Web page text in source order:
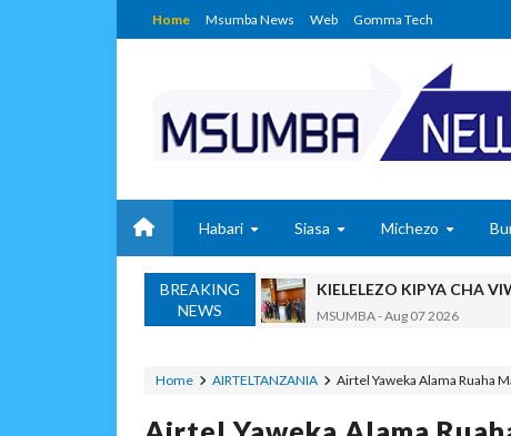
Home Msumba News Web Gomma Tech
Habari Siasa Michezo
BREAKING
NEWS
KIELELEZO KIPYA CHA
MSUMBA-Aug 07 2026
Zawadi -Aug 07 2026
Nilitamani Sana Kupata
Zawadi- Aug 07 2026
Home AIRTELTANZANIA Airtel Yaweka Alama Ruaha